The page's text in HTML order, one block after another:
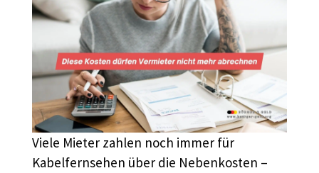
Viele Mieter zahlen noch immer für
Kabelfernsehen über die Nebenkosten –